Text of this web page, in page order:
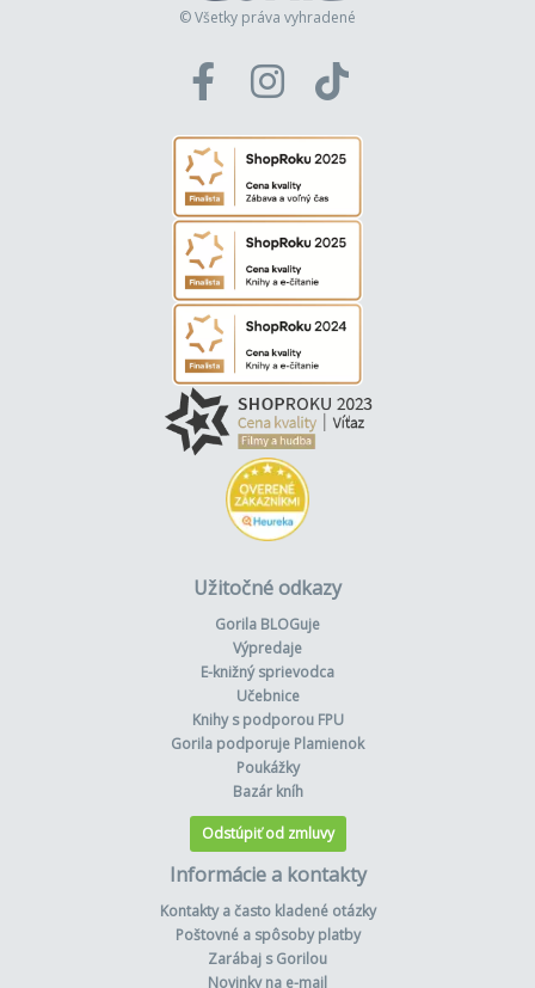
© Všetky práva vyhradené
Užitočné odkazy
Gorila BLOGuje
Výpredaje
E-knižný sprievodca
Učebnice
Knihy s podporou FPU
Gorila podporuje Plamienok
Poukážky
Bazár kníh
Odstúpiť od zmluvy
Informácie a kontakty
Kontakty a často kladené otázky
Poštovné a spôsoby platby
Zarábaj s Gorilou
Novinky na e-mail